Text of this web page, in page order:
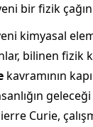
bir fizik
kimyasal
bilinen
kavramının
Curie,